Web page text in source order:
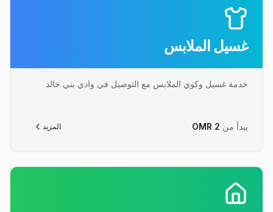
غسيل الملابس
خدمة غسيل وكوي الملابس مع التوصيل في وادي بني خالد
يبدأ من OMR 2 المزيد